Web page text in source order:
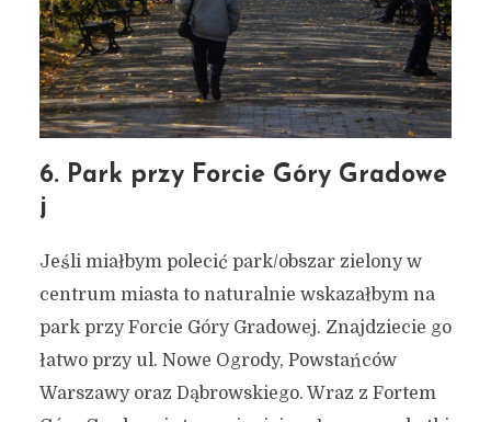
6. Park przy Forcie Góry Gradowe
j
Jeśli miałbym polecić park/obszar zielony w
centrum miasta to naturalnie wskazałbym na
park przy Forcie Góry Gradowej. Znajdziecie go
łatwo przy ul. Nowe Ogrody, Powstańców
Warszawy oraz Dąbrowskiego. Wraz z Fortem